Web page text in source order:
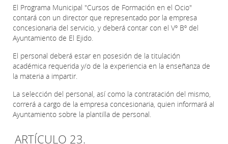
El Programa Municipal "Cursos de Formación en el Ocio"
contará con un director que representado por la empresa
concesionaria del servicio, y deberá contar con el Vº Bº del
Ayuntamiento de El Ejido.
El personal deberá estar en posesión de la titulación
académica requerida y/o de la experiencia en la enseñanza de
la materia a impartir.
La selección del personal, así como la contratación del mismo,
correrá a cargo de la empresa concesionaria, quien informará al
Ayuntamiento sobre la plantilla de personal.
ARTÍCULO 23.